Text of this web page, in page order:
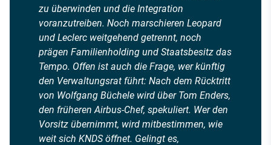
zu überwinden und die Integration
voranzutreiben. Noch marschieren Leopard
und Leclerc weitgehend getrennt, noch
prägen Familienholding und Staatsbesitz das
Tempo. Offen ist auch die Frage, wer künftig
den Verwaltungsrat führt: Nach dem Rücktritt
von Wolfgang Büchele wird über Tom Enders,
den früheren Airbus-Chef, spekuliert. Wer den
Vorsitz übernimmt, wird mitbestimmen, wie
weit sich KNDS öffnet. Gelingt es,